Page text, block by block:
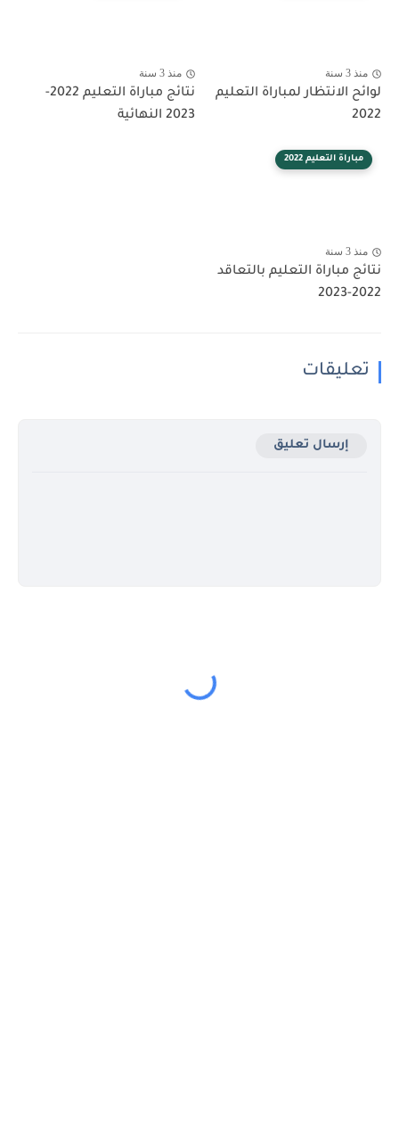
منذ 3 سنة
لوائح الانتظار لمباراة التعليم
2022
منذ 3 سنة
نتائج مباراة التعليم 2022-
2023 النهائية
مباراة التعليم 2022
منذ 3 سنة
نتائج مباراة التعليم بالتعاقد
2022-2023
تعليقات
إرسال تعليق